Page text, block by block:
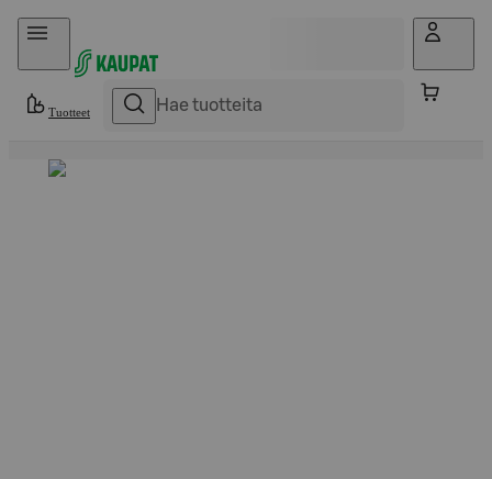
Hyppää sisältöön
Tuotteet